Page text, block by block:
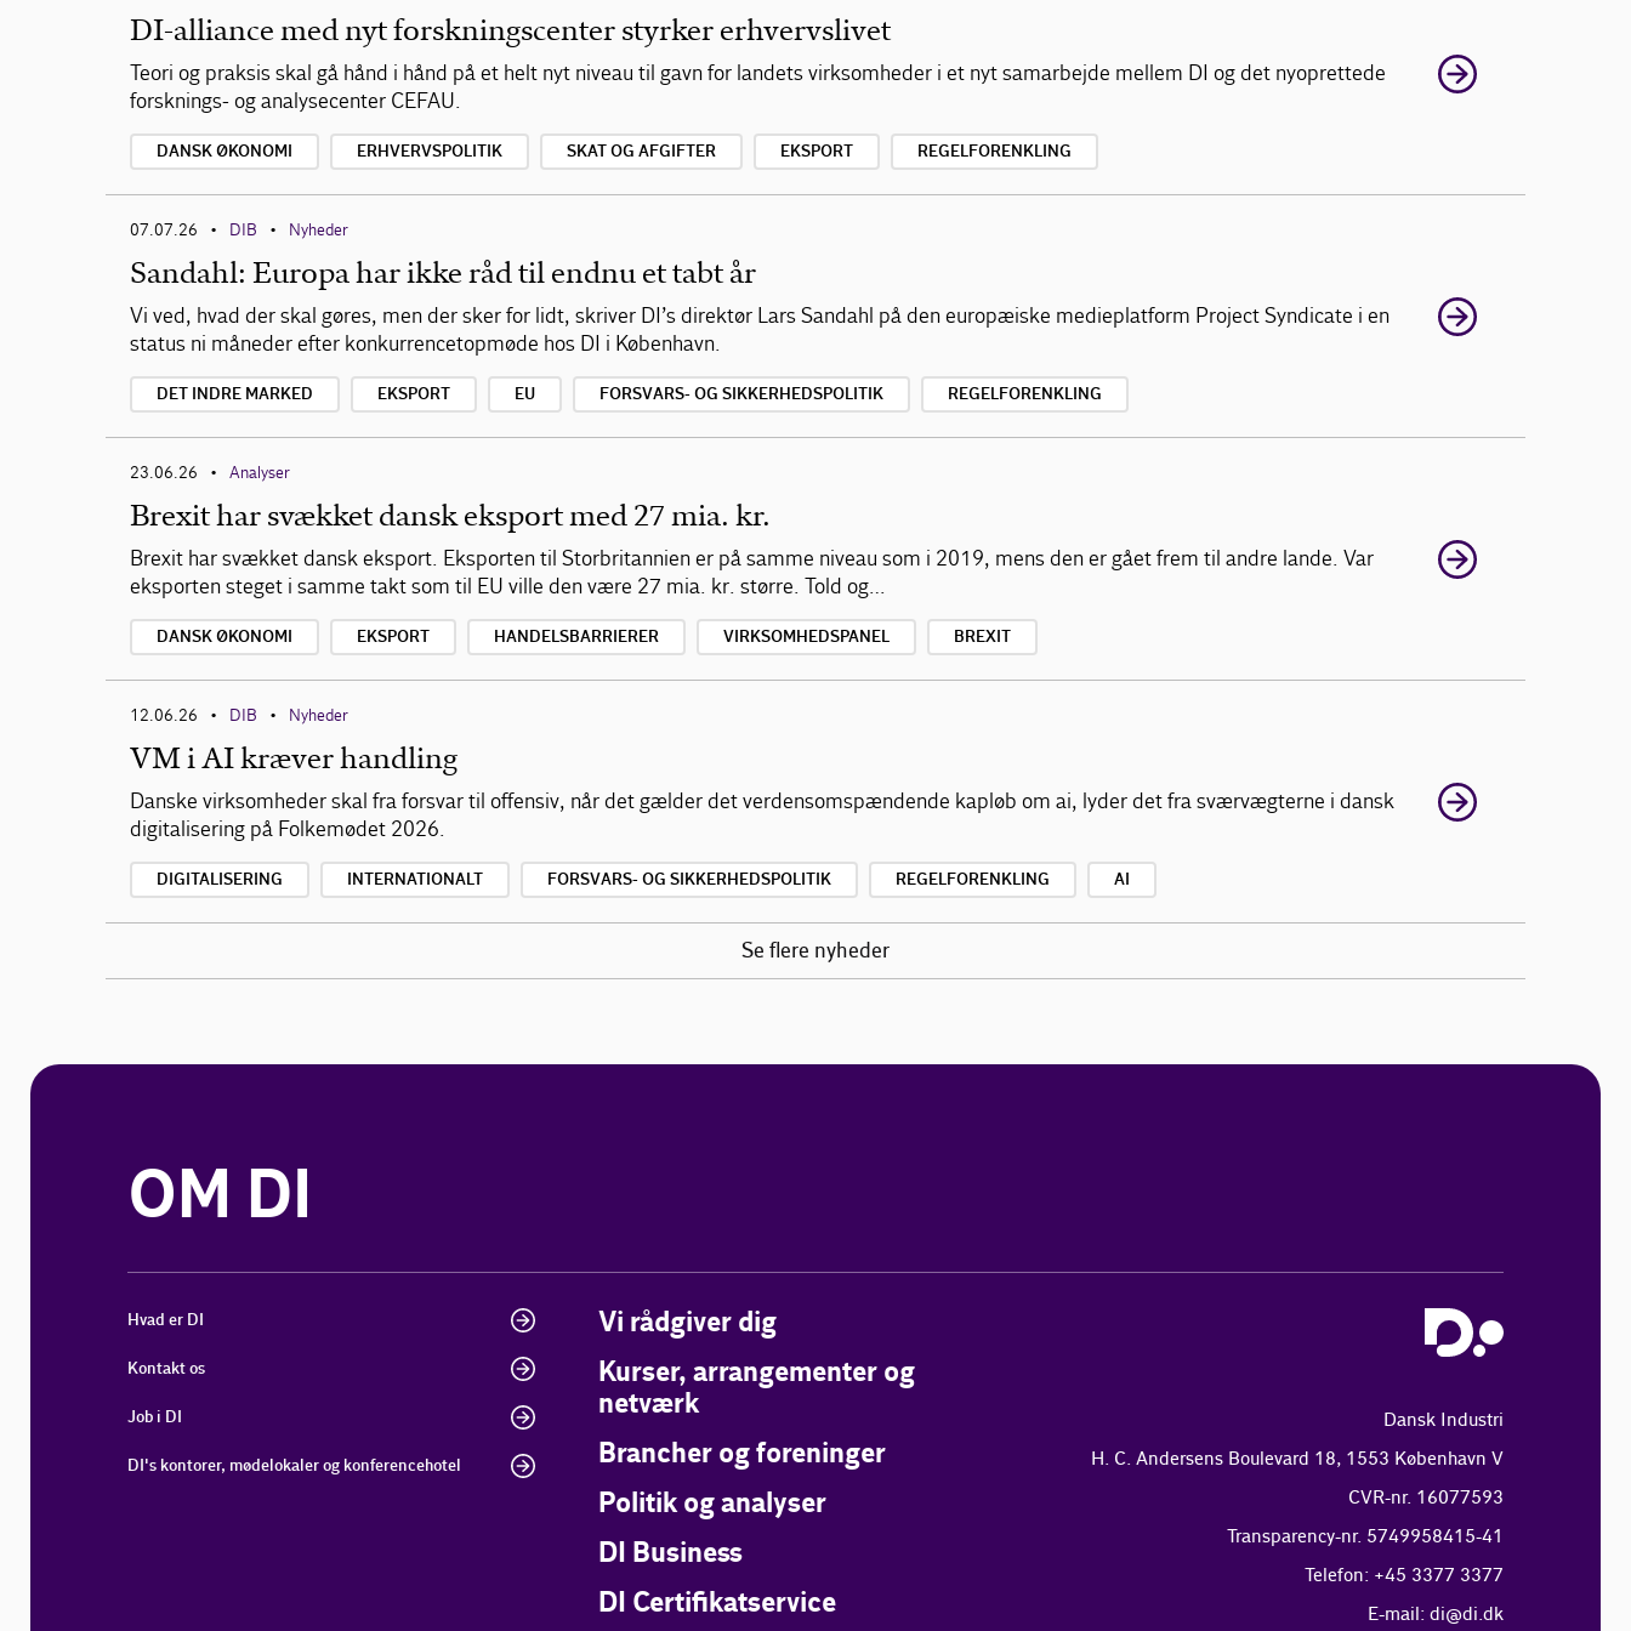
DI-alliance med nyt forskningscenter styrker erhvervslivet
Teori og praksis skal gå hånd i hånd på et helt nyt niveau til gavn for landets virksomheder i et nyt samarbejde mellem DI og det nyoprettede
forsknings- og analysecenter CEFAU.
DANSK ØKONOMI ERHVERVSPOLITIK SKAT OG AFGIFTER EKSPORT REGELFORENKLING
07.07.26 • DIB • Nyheder
Sandahl: Europa har ikke råd til endnu et tabt år
Vi ved, hvad der skal gøres, men der sker for lidt, skriver DI’s direktør Lars Sandahl på den europæiske medieplatform Project Syndicate i en
status ni måneder efter konkurrencetopmøde hos DI i København.
DET INDRE MARKED EKSPORT EU FORSVARS- OG SIKKERHEDSPOLITIK REGELFORENKLING
23.06.26 • Analyser
Brexit har svækket dansk eksport med 27 mia. kr.
Brexit har svækket dansk eksport. Eksporten til Storbritannien er på samme niveau som i 2019, mens den er gået frem til andre lande. Var
eksporten steget i samme takt som til EU ville den være 27 mia. kr. større. Told og…
DANSK ØKONOMI EKSPORT HANDELSBARRIERER VIRKSOMHEDSPANEL BREXIT
12.06.26 • DIB • Nyheder
VM i AI kræver handling
Danske virksomheder skal fra forsvar til offensiv, når det gælder det verdensomspændende kapløb om ai, lyder det fra sværvægterne i dansk
digitalisering på Folkemødet 2026.
DIGITALISERING INTERNATIONALT FORSVARS- OG SIKKERHEDSPOLITIK REGELFORENKLING AI
Se flere nyheder
OM DI
Hvad er DI
Kontakt os
Job i DI
DI's kontorer, mødelokaler og konferencehotel
Vi rådgiver dig
Kurser, arrangementer og
netværk
Brancher og foreninger
Politik og analyser
DI Business
DI Certifikatservice
Dansk Industri
H. C. Andersens Boulevard 18, 1553 København V
CVR-nr. 16077593
Transparency-nr. 5749958415-41
Telefon: +45 3377 3377
E-mail: di@di.dk